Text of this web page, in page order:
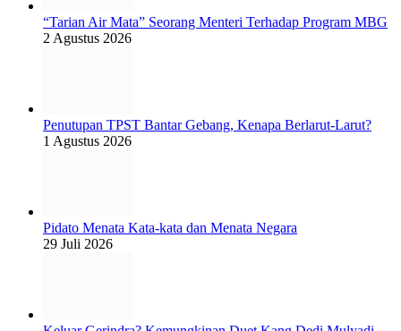
“Tarian Air Mata” Seorang Menteri Terhadap Program MBG
2 Agustus 2026
Penutupan TPST Bantar Gebang, Kenapa Berlarut-Larut?
1 Agustus 2026
Pidato Menata Kata-kata dan Menata Negara
29 Juli 2026